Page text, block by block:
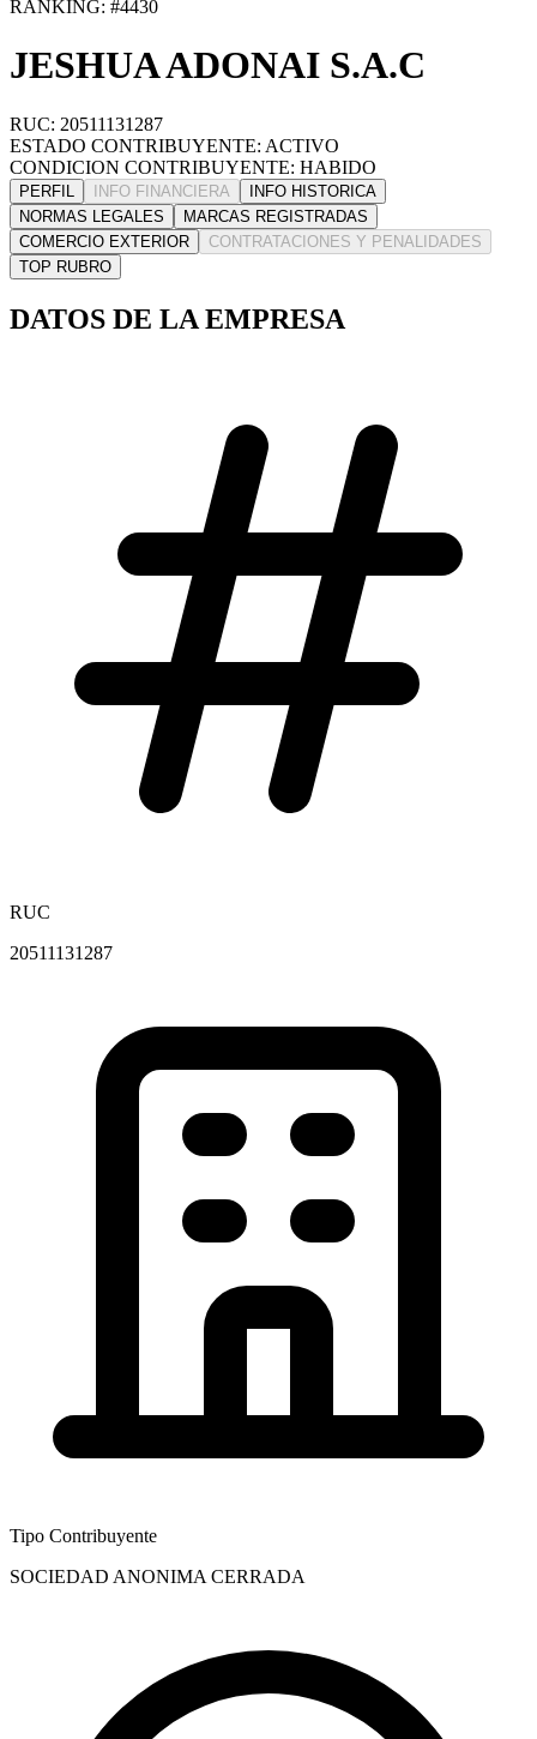
RANKING: #4430
JESHUA ADONAI S.A.C
RUC: 20511131287
ESTADO CONTRIBUYENTE: ACTIVO
CONDICION CONTRIBUYENTE: HABIDO
PERFIL INFO FINANCIERA
INFO HISTORICA
NORMAS LEGALES
MARCAS REGISTRADAS
COMERCIO EXTERIOR
CONTRATACIONES Y PENALIDADES
TOP RUBRO
DATOS DE LA EMPRESA
RUC
20511131287
Tipo Contribuyente
SOCIEDAD ANONIMA CERRADA